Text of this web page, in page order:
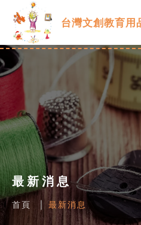
台灣文創教育用
最新消息
首頁 最新消息